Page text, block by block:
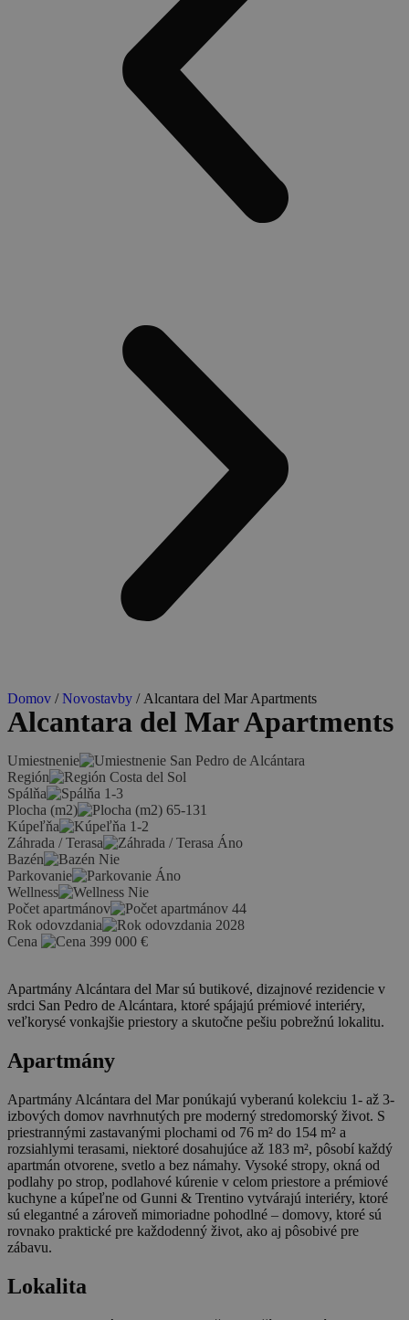
Domov /Novostavby / Alcantara del Mar Apartments
Alcantara del Mar Apartments
Umiestnenie
San Pedro de Alcántara
Región
Costa del Sol
Spálňa
1-3
Plocha (m2)
65-131
Kúpeľňa
1-2
Záhrada / Terasa
Áno
Bazén
Nie
Parkovanie
Áno
Wellness
Nie
Počet apartmánov
44
Rok odovzdania
2028
Cena
399 000 €
Apartmány Alcántara del Mar sú butikové, dizajnové rezidencie v
srdci San Pedro de Alcántara, ktoré spájajú prémiové interiéry,
veľkorysé vonkajšie priestory a skutočne pešiu pobrežnú lokalitu.
Apartmány
Apartmány Alcántara del Mar ponúkajú vyberanú kolekciu 1- až 3-
izbových domov navrhnutých pre moderný stredomorský život. S
priestrannými zastavanými plochami od 76 m² do 154 m² a
rozsiahlymi terasami, niektoré dosahujúce až 183 m², pôsobí každý
apartmán otvorene, svetlo a bez námahy. Vysoké stropy, okná od
podlahy po strop, podlahové kúrenie v celom priestore a prémiové
kuchyne a kúpeľne od Gunni & Trentino vytvárajú interiéry, ktoré
sú elegantné a zároveň mimoriadne pohodlné – domovy, ktoré sú
rovnako praktické pre každodenný život, ako aj pôsobivé pre
zábavu.
Lokalita